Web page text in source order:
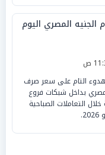
الجنيه المصري اليوم
التام على سعر صرف
بداخل شبكات فروع
التعاملات الصباحية